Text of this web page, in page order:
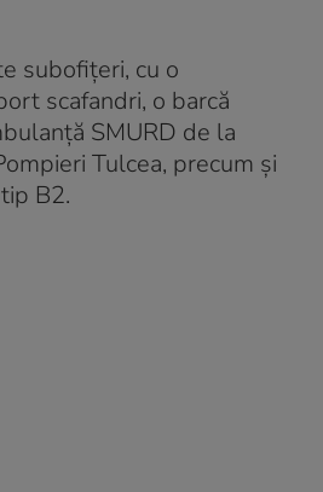
subofiţeri, cu o
scafandri, o barcă
SMURD de la
Tulcea, precum şi
B2.